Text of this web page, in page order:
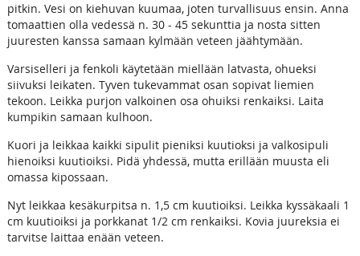
pitkin. Vesi on kiehuvan kuumaa, joten turvallisuus ensin. Anna
tomaattien olla vedessä n. 30 - 45 sekunttia ja nosta sitten
juuresten kanssa samaan kylmään veteen jäähtymään.
Varsiselleri ja fenkoli käytetään miellään latvasta, ohueksi
siivuksi leikaten. Tyven tukevammat osan sopivat liemien
tekoon. Leikka purjon valkoinen osa ohuiksi renkaiksi. Laita
kumpikin samaan kulhoon.
Kuori ja leikkaa kaikki sipulit pieniksi kuutioksi ja valkosipuli
hienoiksi kuutioiksi. Pidä yhdessä, mutta erillään muusta eli
omassa kipossaan.
Nyt leikkaa kesäkurpitsa n. 1,5 cm kuutioiksi. Leikka kyssäkaali 1
cm kuutioiksi ja porkkanat 1/2 cm renkaiksi. Kovia juureksia ei
tarvitse laittaa enään veteen.